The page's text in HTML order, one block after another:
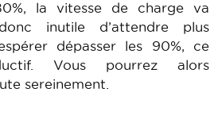
la vitesse de charge va
inutile d’attendre plus
dépasser les 90%, ce
Vous pourrez alors
sereinement.